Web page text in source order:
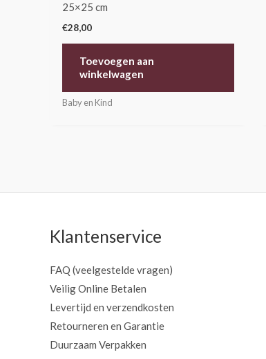
25×25 cm
€28,00
Toevoegen aan
winkelwagen
Baby en Kind
Klantenservice
FAQ (veelgestelde vragen)
Veilig Online Betalen
Levertijd en verzendkosten
Retourneren en Garantie
Duurzaam Verpakken